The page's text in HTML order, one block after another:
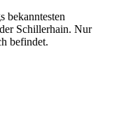
bekanntesten
Schillerhain. Nur
befindet.